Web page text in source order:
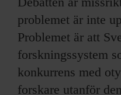
problemet är inte
Problemet är att
forskningssystem
konkurrens med
forskare utanför